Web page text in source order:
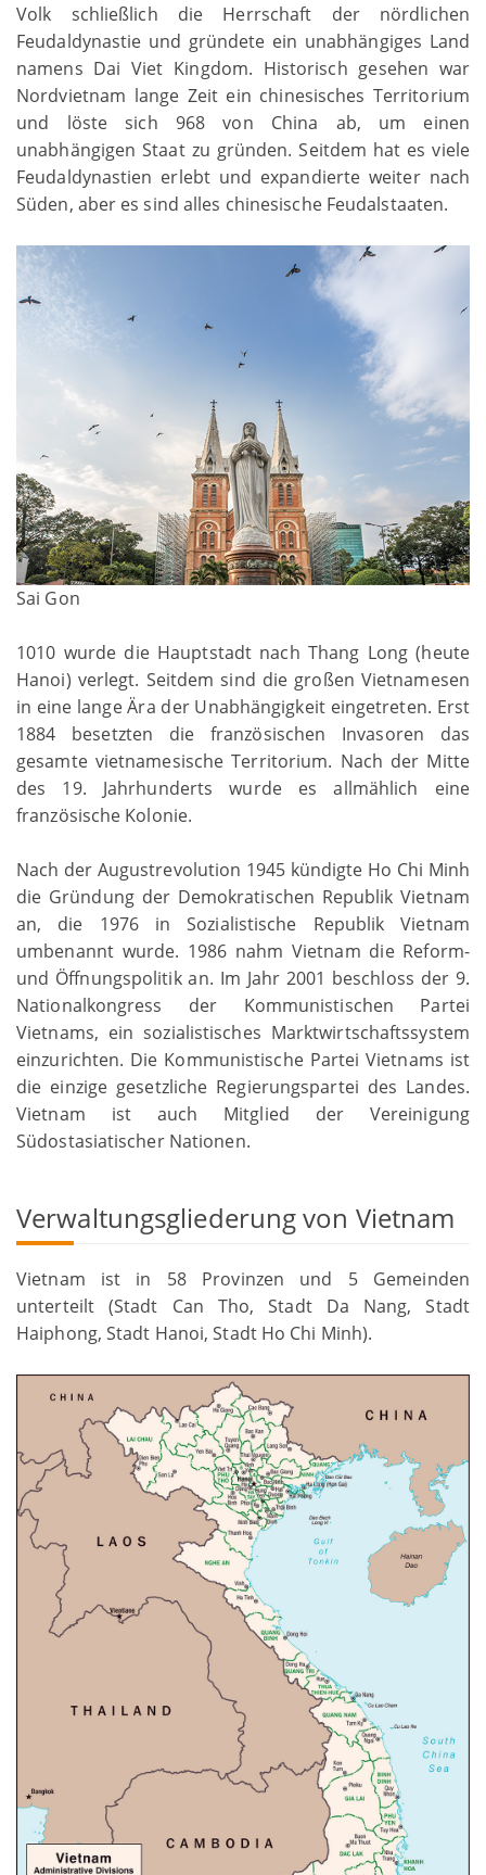
Volk schließlich die Herrschaft der nördlichen
Feudaldynastie und gründete ein unabhängiges Land
namens Dai Viet Kingdom. Historisch gesehen war
Nordvietnam lange Zeit ein chinesisches Territorium
und löste sich 968 von China ab, um einen
unabhängigen Staat zu gründen. Seitdem hat es viele
Feudaldynastien erlebt und expandierte weiter nach
Süden, aber es sind alles chinesische Feudalstaaten.
Sai Gon
1010 wurde die Hauptstadt nach Thang Long (heute
Hanoi) verlegt. Seitdem sind die großen Vietnamesen
in eine lange Ära der Unabhängigkeit eingetreten. Erst
1884 besetzten die französischen Invasoren das
gesamte vietnamesische Territorium. Nach der Mitte
des 19. Jahrhunderts wurde es allmählich eine
französische Kolonie.
Nach der Augustrevolution 1945 kündigte Ho Chi Minh
die Gründung der Demokratischen Republik Vietnam
an, die 1976 in Sozialistische Republik Vietnam
umbenannt wurde. 1986 nahm Vietnam die Reform-
und Öffnungspolitik an. Im Jahr 2001 beschloss der 9.
Nationalkongress der Kommunistischen Partei
Vietnams, ein sozialistisches Marktwirtschaftssystem
einzurichten. Die Kommunistische Partei Vietnams ist
die einzige gesetzliche Regierungspartei des Landes.
Vietnam ist auch Mitglied der Vereinigung
Südostasiatischer Nationen.
Verwaltungsgliederung von Vietnam
Vietnam ist in 58 Provinzen und 5 Gemeinden
unterteilt (Stadt Can Tho, Stadt Da Nang, Stadt
Haiphong, Stadt Hanoi, Stadt Ho Chi Minh).